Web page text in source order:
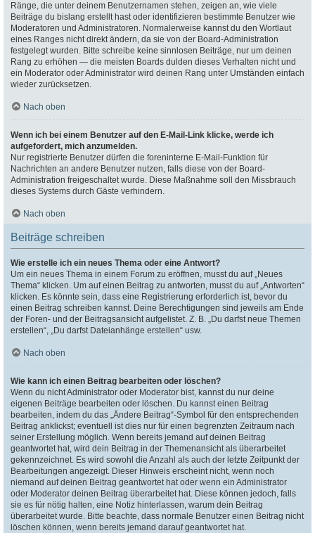
Ränge, die unter deinem Benutzernamen stehen, zeigen an, wie viele
Beiträge du bislang erstellt hast oder identifizieren bestimmte Benutzer wie
Moderatoren und Administratoren. Normalerweise kannst du den Wortlaut
eines Ranges nicht direkt ändern, da sie von der Board-Administration
festgelegt wurden. Bitte schreibe keine sinnlosen Beiträge, nur um deinen
Rang zu erhöhen — die meisten Boards dulden dieses Verhalten nicht und
ein Moderator oder Administrator wird deinen Rang unter Umständen einfach
wieder zurücksetzen.
Nach oben
Wenn ich bei einem Benutzer auf den E-Mail-Link klicke, werde ich
aufgefordert, mich anzumelden.
Nur registrierte Benutzer dürfen die foreninterne E-Mail-Funktion für
Nachrichten an andere Benutzer nutzen, falls diese von der Board-
Administration freigeschaltet wurde. Diese Maßnahme soll den Missbrauch
dieses Systems durch Gäste verhindern.
Nach oben
Beiträge schreiben
Wie erstelle ich ein neues Thema oder eine Antwort?
Um ein neues Thema in einem Forum zu eröffnen, musst du auf „Neues
Thema“ klicken. Um auf einen Beitrag zu antworten, musst du auf „Antworten“
klicken. Es könnte sein, dass eine Registrierung erforderlich ist, bevor du
einen Beitrag schreiben kannst. Deine Berechtigungen sind jeweils am Ende
der Foren- und der Beitragsansicht aufgelistet. Z. B. „Du darfst neue Themen
erstellen“, „Du darfst Dateianhänge erstellen“ usw.
Nach oben
Wie kann ich einen Beitrag bearbeiten oder löschen?
Wenn du nicht Administrator oder Moderator bist, kannst du nur deine
eigenen Beiträge bearbeiten oder löschen. Du kannst einen Beitrag
bearbeiten, indem du das „Ändere Beitrag“-Symbol für den entsprechenden
Beitrag anklickst; eventuell ist dies nur für einen begrenzten Zeitraum nach
seiner Erstellung möglich. Wenn bereits jemand auf deinen Beitrag
geantwortet hat, wird dein Beitrag in der Themenansicht als überarbeitet
gekennzeichnet. Es wird sowohl die Anzahl als auch der letzte Zeitpunkt der
Bearbeitungen angezeigt. Dieser Hinweis erscheint nicht, wenn noch
niemand auf deinen Beitrag geantwortet hat oder wenn ein Administrator
oder Moderator deinen Beitrag überarbeitet hat. Diese können jedoch, falls
sie es für nötig halten, eine Notiz hinterlassen, warum dein Beitrag
überarbeitet wurde. Bitte beachte, dass normale Benutzer einen Beitrag nicht
löschen können, wenn bereits jemand darauf geantwortet hat.